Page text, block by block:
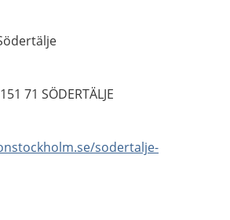
71 SÖDERTÄLJE
sodertalje-